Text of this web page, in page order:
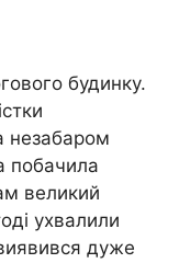
будинку.
незабаром
побачила
великий
ухвалили
дуже